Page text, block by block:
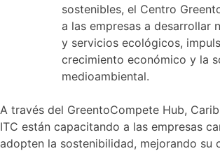
sostenibles, el Centro
a las empresas a desarrollar
y servicios ecológicos,
crecimiento económico y la
medioambiental.
A través del GreentoCompete Hub,
ITC están capacitando a las empresas
adopten la sostenibilidad, mejorando su